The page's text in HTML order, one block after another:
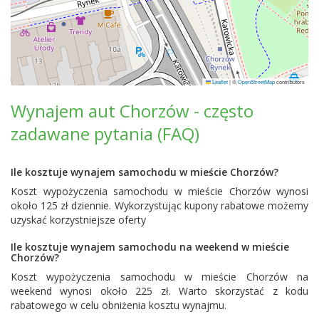
Leaflet|©OpenStreetMapcontributors
Wynajem aut Chorzów - często
zadawane pytania (FAQ)
Ile kosztuje wynajem samochodu w mieście Chorzów?
Koszt wypożyczenia samochodu w mieście Chorzów wynosi
około 125 zł dziennie. Wykorzystując kupony rabatowe możemy
uzyskać korzystniejsze oferty
Ile kosztuje wynajem samochodu na weekend w mieście
Chorzów?
Koszt wypożyczenia samochodu w mieście Chorzów na
weekend wynosi około 225 zł. Warto skorzystać z kodu
rabatowego w celu obniżenia kosztu wynajmu.